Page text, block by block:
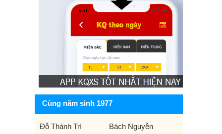
Cùng năm sinh 1977
Đỗ Thành Trí
Bách Nguyễn